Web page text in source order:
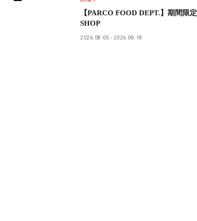
【PARCO FOOD DEPT.】期間限定
SHOP
2026.08.05 2026.08.18